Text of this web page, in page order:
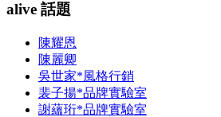
alive 話題
陳耀恩
陳麗卿
吳世家*風格行銷
裴子揚*品牌實驗室
謝蘊珩*品牌實驗室